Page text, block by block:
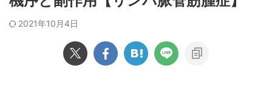
どを カタカナ でご入力ください。
良い例：テセントリク
悪い例：てせんとりく テセンタリク
2021年10月4日